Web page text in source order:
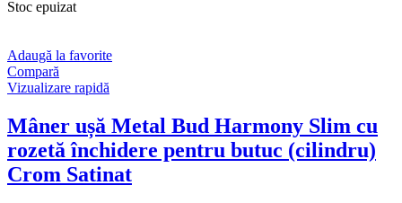
Stoc epuizat
Adaugă la favorite
Compară
Vizualizare rapidă
Mâner ușă Metal Bud Harmony Slim cu
rozetă închidere pentru butuc (cilindru)
Crom Satinat